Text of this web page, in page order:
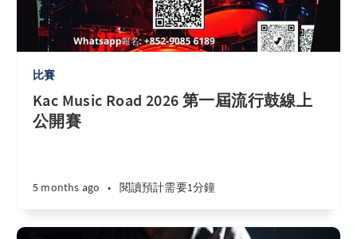
比賽
Kac Music Road 2026 第一屆流行鼓線上
公開賽
5 months ago • 閱讀預計需要1分鐘